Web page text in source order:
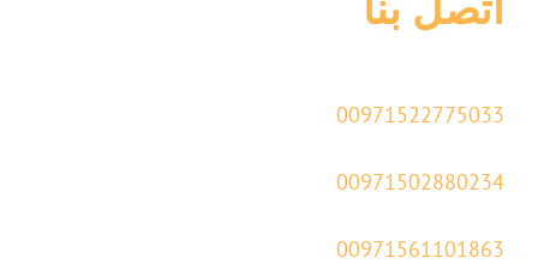
00971522775033
00971502880234
00971561101863